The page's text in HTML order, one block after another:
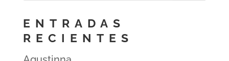
ENTRADAS
RECIENTES